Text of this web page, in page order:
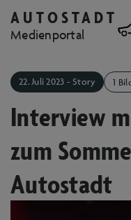
Zum Hauptinhalt
Zur Suche
AUTOSTADT
Medienportal
22. Juli 2023 - Story 1
Interview
zum
Autostadt